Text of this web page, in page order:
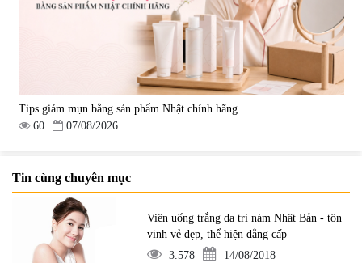
Tips giảm mụn bằng sản phẩm Nhật chính hãng
60
07/08/2026
Tin cùng chuyên mục
Viên uống trắng da trị nám Nhật Bản - tôn
vinh vẻ đẹp, thể hiện đẳng cấp
3.578
14/08/2018